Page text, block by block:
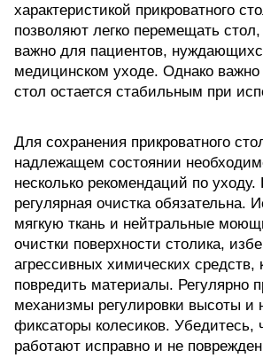
характеристикой прикроватного
позволяют легко перемещать
важно для пациентов,
медицинском уходе. Однако важно
стол остается стабильным при
Для сохранения прикроватного
надлежащем состоянии
несколько рекомендаций по
регулярная очистка обязательна.
мягкую ткань и нейтральные
очистки поверхности столика,
агрессивных химических средств,
повредить материалы. Регулярно
механизмы регулировки высоты и
фиксаторы колесиков. Убедитесь,
работают исправно и не